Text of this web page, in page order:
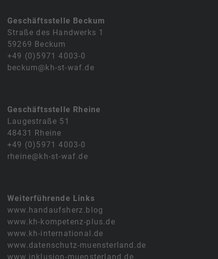
Geschäftsstelle Beckum
Straße des Handwerks 1
59269 Beckum
+49 (0)5971 4003-0
beckum@kh-st-waf.de
Geschäftsstelle Rheine
Laugestraße 51
48431 Rheine
+49 (0)5971 4003-0
rheine@kh-st-waf.de
Weiterführende Links
www.handaufsherz.blog
www.kh-kompetenz-plus.de
www.kh-international.de
www.datenschutz-muensterland.de
www.inklusion-muensterland.de